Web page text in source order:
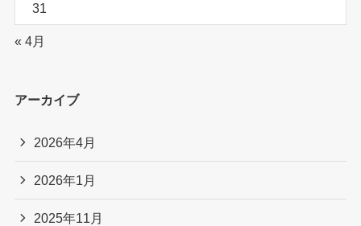
31
« 4月
アーカイブ
2026年4月
2026年1月
2025年11月